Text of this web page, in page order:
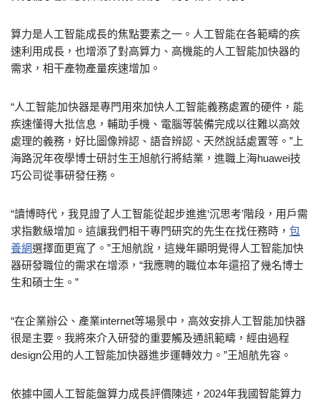
算力是人工智能成長的焦點要素之一。人工智能在各範疇的疾
速利用成長，也增添了對高算力、高機能的人工智能加快器的
需求，相干產物產量疾速增加。
“人工智能加快器是專門用來加快人工智能義務處置的硬件，能
疾速懂得大批信息，輔助手機、電腦等裝備完成以往難以高效
處理的義務，好比圖像辨認、語音辨認、天然說話處置等。”上
海路況年夜學博士研討生王旭航行將結業，進職上海huawei技
巧公司從事研發任務。
“讀博時代，我見證了人工智能從起步進進‘沉思考’階段，用戶需
求指數級增加。這讓我們相干專門研究的先生在找任務時， 包
養網選擇面更寬了。”王旭航說，這幾年顯明覺得人工智能加快
器研發職位的需求在增添，“我應聘的職位本年還招了幾名博士
生和碩士生。”
“在企業辦公、產業internet等場景中，高效安排人工智能加快器
很是主要。我將來介入研發的重要觸及通訊範疇，經由過程
design公用的人工智能加快器進步運轉效力。”王旭航先容。
依據中國人工智能盤算力成長評價陳述，2024年我國智能算力